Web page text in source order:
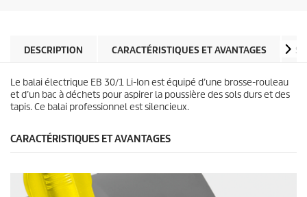
p
c
e
DESCRIPTION CARACTÉRISTIQUES ET AVANTAGES
Le balai électrique EB 30/1 Li-Ionest équipé d’une brosse-rouleau
et d’un bac à déchets pour aspirer la poussière des sols durs et des
tapis. Ce balai professionnel est silencieux.
CARACTÉRISTIQUES ET AVANTAGES